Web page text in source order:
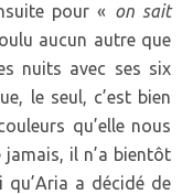
pour « on sait
aucun autre que
nuits avec ses six
le seul, c’est bien
qu’elle nous
jamais, il n’a bientôt
qu’Aria a décidé de